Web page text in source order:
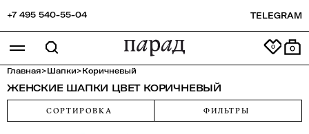
+7 495 540-55-04 TELEGRAM
0
Главная>Шапки>Коричневый
ЖЕНСКИЕ ШАПКИ ЦВЕТ КОРИЧНЕВЫЙ
СОРТИРОВКА ФИЛЬТРЫ